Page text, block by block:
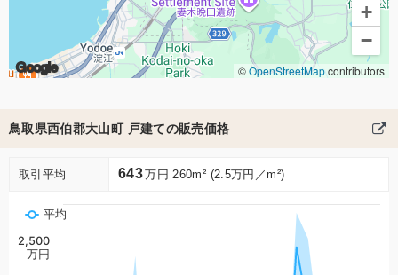
Google
+
−
©OpenStreetMapcontributors
鳥取県西伯郡大山町 戸建ての販売価格
取引平均 643万円 260m² (2.5万円／m²)
平均
2,500
万円